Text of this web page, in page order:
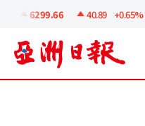
6299.66 40.89 +0.65%